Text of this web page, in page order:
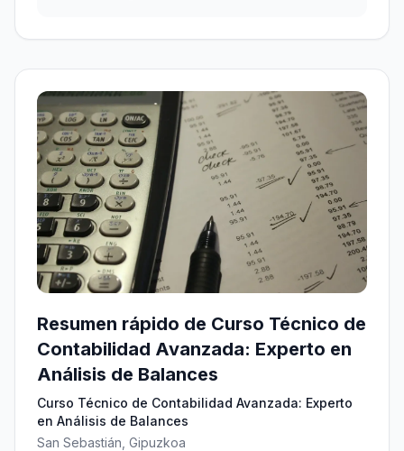
Resumen rápido de Curso Técnico de
Contabilidad Avanzada: Experto en
Análisis de Balances
Curso Técnico de Contabilidad Avanzada: Experto
en Análisis de Balances
San Sebastián, Gipuzkoa